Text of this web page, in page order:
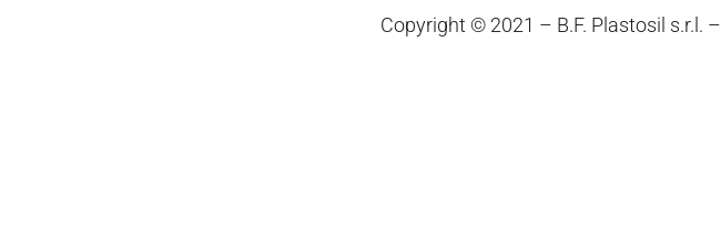
Copyright © 2021 – B.F. Plastosil s.r.l. –